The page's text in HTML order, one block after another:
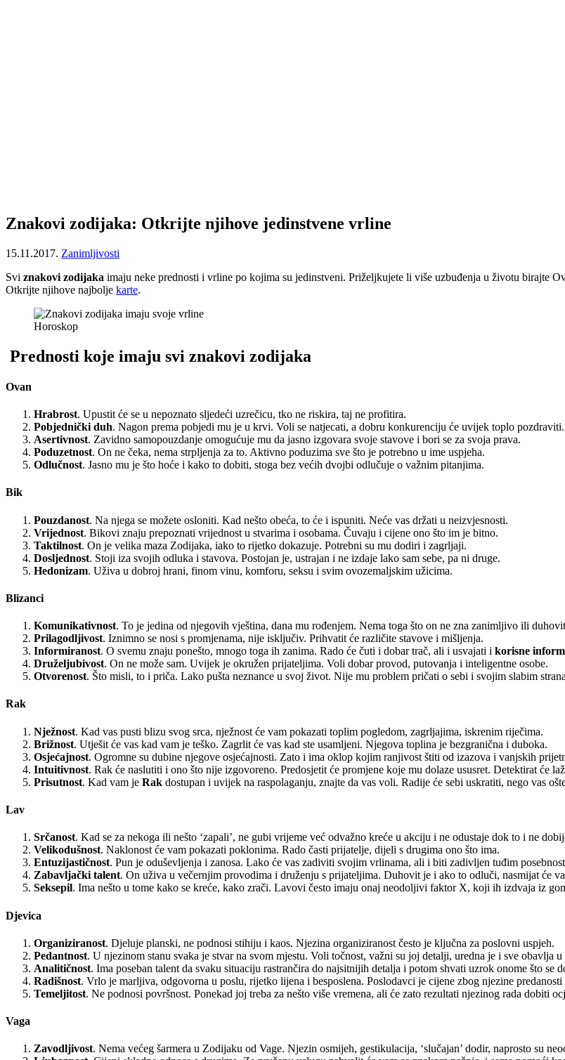
Znakovi zodijaka: Otkrijte njihove jedinstvene vrline
15.11.2017. Zanimljivosti
Svi znakovi zodijaka imaju neke prednosti i vrline po kojima su jedinstveni. Priželjkujete li više uzbuđenja u životu birajte
Otkrijte njihove najbolje karte.
Horoskop
Prednosti koje imaju svi znakovi zodijaka
Ovan
Hrabrost. Upustit će se u nepoznato sljedeći uzrečicu, tko ne riskira, taj ne profitira.
Pobjednički duh. Nagon prema pobjedi mu je u krvi. Voli se natjecati, a dobru konkurenciju će uvijek toplo pozdraviti.
Asertivnost. Zavidno samopouzdanje omogućuje mu da jasno izgovara svoje stavove i bori se za svoja prava.
Poduzetnost. On ne čeka, nema strpljenja za to. Aktivno poduzima sve što je potrebno u ime uspjeha.
Odlučnost. Jasno mu je što hoće i kako to dobiti, stoga bez većih dvojbi odlučuje o važnim pitanjima.
Bik
Pouzdanost. Na njega se možete osloniti. Kad nešto obeća, to će i ispuniti. Neće vas držati u neizvjesnosti.
Vrijednost. Bikovi znaju prepoznati vrijednost u stvarima i osobama. Čuvaju i cijene ono što im je bitno.
Taktilnost. On je velika maza Zodijaka, iako to rijetko dokazuje. Potrebni su mu dodiri i zagrljaji.
Dosljednost. Stoji iza svojih odluka i stavova. Postojan je, ustrajan i ne izdaje lako sam sebe, pa ni druge.
Hedonizam. Uživa u dobroj hrani, finom vinu, komforu, seksu i svim ovozemaljskim užicima.
Blizanci
Komunikativnost. To je jedina od njegovih vještina, dana mu rođenjem. Nema toga što on ne zna zanimljivo ili
Prilagodljivost. Iznimno se nosi s promjenama, nije isključiv. Prihvatit će različite stavove i mišljenja.
Informiranost. O svemu znaju ponešto, mnogo toga ih zanima. Rado će čuti i dobar trač, ali i usvajati i korisne
Druželjubivost. On ne može sam. Uvijek je okružen prijateljima. Voli dobar provod, putovanja i inteligentne osobe.
Otvorenost. Što misli, to i priča. Lako pušta neznance u svoj život. Nije mu problem pričati o sebi i svojim slabim
Rak
Nježnost. Kad vas pusti blizu svog srca, nježnost će vam pokazati toplim pogledom, zagrljajima, iskrenim riječima.
Brižnost. Utješit će vas kad vam je teško. Zagrlit će vas kad ste usamljeni. Njegova toplina je bezgranična i duboka.
Osjećajnost. Ogromne su dubine njegove osjećajnosti. Zato i ima oklop kojim ranjivost štiti od izazova i vanjskih
Intuitivnost. Rak će naslutiti i ono što nije izgovoreno. Predosjetit će promjene koje mu dolaze ususret. Detektirat će
Prisutnost. Kad vam je Rak dostupan i uvijek na raspolaganju, znajte da vas voli. Radije će sebi uskratiti, nego vas
Lav
Srčanost. Kad se za nekoga ili nešto ‘zapali’, ne gubi vrijeme već odvažno kreće u akciju i ne odustaje dok to i ne
Velikodušnost. Naklonost će vam pokazati poklonima. Rado časti prijatelje, dijeli s drugima ono što ima.
Entuzijastičnost. Pun je oduševljenja i zanosa. Lako će vas zadiviti svojim vrlinama, ali i biti zadivljen tuđim
Zabavljački talent. On uživa u večernjim provodima i druženju s prijateljima. Duhovit je i ako to odluči, nasmijat će
Seksepil. Ima nešto u tome kako se kreće, kako zrači. Lavovi često imaju onaj neodoljivi faktor X, koji ih izdvaja iz
Djevica
Organiziranost. Djeluje planski, ne podnosi stihiju i kaos. Njezina organiziranost često je ključna za poslovni uspjeh.
Pedantnost. U njezinom stanu svaka je stvar na svom mjestu. Voli točnost, važni su joj detalji, uredna je i sve obavlja u
Analitičnost. Ima poseban talent da svaku situaciju rastrančira do najsitnijih detalja i potom shvati uzrok onome što se
Radišnost. Vrlo je marljiva, odgovorna u poslu, rijetko lijena i besposlena. Poslodavci je cijene zbog njezine predanosti
Temeljitost. Ne podnosi površnost. Ponekad joj treba za nešto više vremena, ali će zato rezultati njezinog rada dobiti
Vaga
Zavodljivost. Nema većeg šarmera u Zodijaku od Vage. Njezin osmijeh, gestikulacija, ‘slučajan’ dodir, naprosto su